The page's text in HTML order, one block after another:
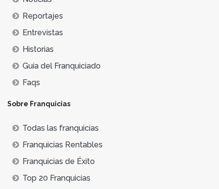
Reportajes
Entrevistas
Historias
Guía del Franquiciado
Faqs
Sobre Franquicias
Todas las franquicias
Franquicias Rentables
Franquicias de Éxito
Top 20 Franquicias